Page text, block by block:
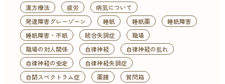
漢方療法
疲労
病気について
発達障害グレーゾーン
睡眠 睡眠薬
睡眠障害
睡眠障害・不眠
統合失調症
職場
職場の対人関係
自律神経
自律神経の乱れ
自律神経の安定
自律神経失調症
自閉スペクトラム症
薬膳
質問箱